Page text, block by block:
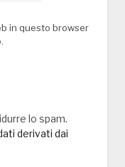
in questo browser
lo spam.
derivati dai